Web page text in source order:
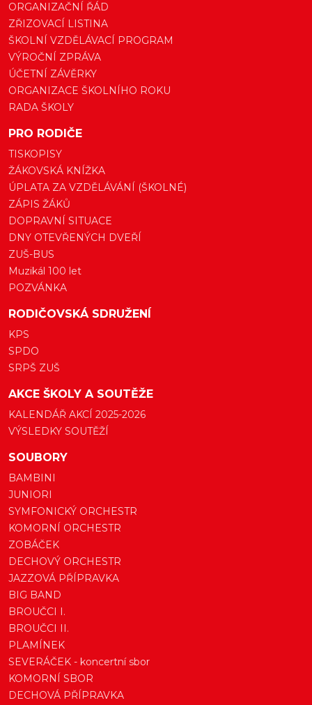
ORGANIZAČNÍ ŘÁD
ZŘIZOVACÍ LISTINA
ŠKOLNÍ VZDĚLÁVACÍ PROGRAM
VÝROČNÍ ZPRÁVA
ÚČETNÍ ZÁVĚRKY
ORGANIZACE ŠKOLNÍHO ROKU
RADA ŠKOLY
PRO RODIČE
TISKOPISY
ŽÁKOVSKÁ KNÍŽKA
ÚPLATA ZA VZDĚLÁVÁNÍ (ŠKOLNÉ)
ZÁPIS ŽÁKŮ
DOPRAVNÍ SITUACE
DNY OTEVŘENÝCH DVEŘÍ
ZUŠ-BUS
Muzikál 100 let
POZVÁNKA
RODIČOVSKÁ SDRUŽENÍ
KPS
SPDO
SRPŠ ZUŠ
AKCE ŠKOLY A SOUTĚŽE
KALENDÁŘ AKCÍ 2025-2026
VÝSLEDKY SOUTĚŽÍ
SOUBORY
BAMBINI
JUNIORI
SYMFONICKÝ ORCHESTR
KOMORNÍ ORCHESTR
ZOBÁČEK
DECHOVÝ ORCHESTR
JAZZOVÁ PŘÍPRAVKA
BIG BAND
BROUČCI I.
BROUČCI II.
PLAMÍNEK
SEVERÁČEK - koncertní sbor
KOMORNÍ SBOR
DECHOVÁ PŘÍPRAVKA